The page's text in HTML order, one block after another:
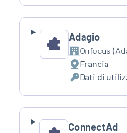
trattamento:
Personali
trattati:
Adagio
Azienda:
Onfocus
Luogo
del
trattamento:
Francia
Dati
Personali
trattati:
Dati di
ConnectAd